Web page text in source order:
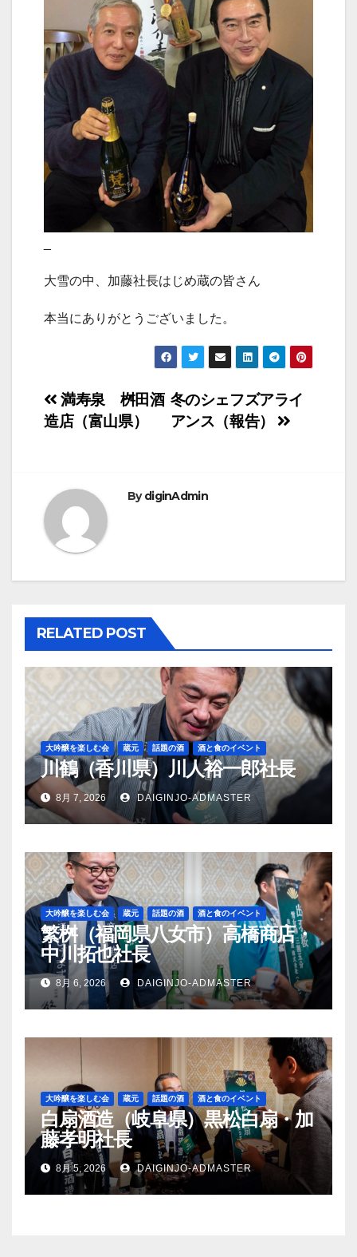
大雪の中、加藤社長はじめ蔵の皆さん
本当にありがとうございました。
投
稿
ビ
ゲ
ョ
ン
冬のシェフズアライ
アンス（報告）
満寿泉 桝田酒
造店（富山県）
BydiginAdmin
RELATED POST
大吟醸を楽しむ会 蔵元 話題の酒 酒と食のイベント
川鶴（香川県）川人裕一郎社長
8月 7, 2026 DAIGINJO-ADMASTER
大吟醸を楽しむ会 蔵元 話題の酒 酒と食のイベント
繁桝（福岡県八女市）高橋商店・
中川拓也社長
8月 6, 2026 DAIGINJO-ADMASTER
大吟醸を楽しむ会 蔵元 話題の酒 酒と食のイベント
白扇酒造（岐阜県）黒松白扇・加
藤孝明社長
8月 5, 2026 DAIGINJO-ADMASTER